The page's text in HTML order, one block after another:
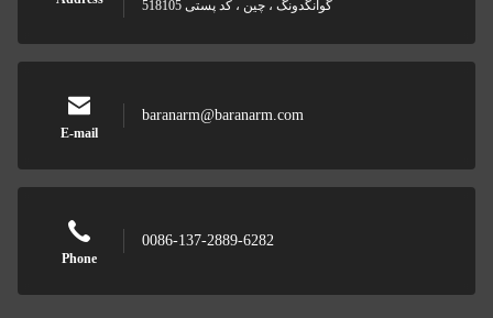
گوانگدونگ ، چین ، کد پستی 518105
E-mail
baranarm@baranarm.com
Phone
0086-137-2889-6282